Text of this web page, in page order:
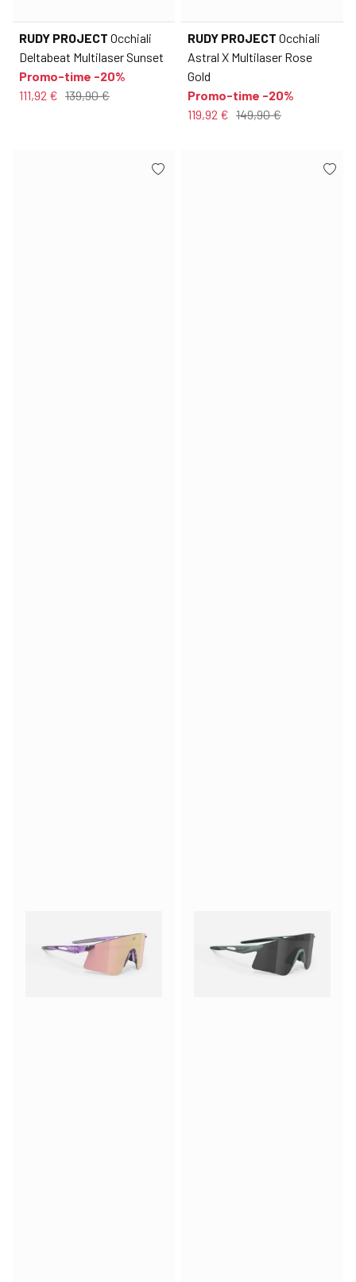
RUDY PROJECT Occhiali
Deltabeat Multilaser Sunset
Promo-time -20%
111,92 € 139,90 €
RUDY PROJECT Occhiali
Astral X Multilaser Rose
Gold
Promo-time -20%
119,92 € 149,90 €